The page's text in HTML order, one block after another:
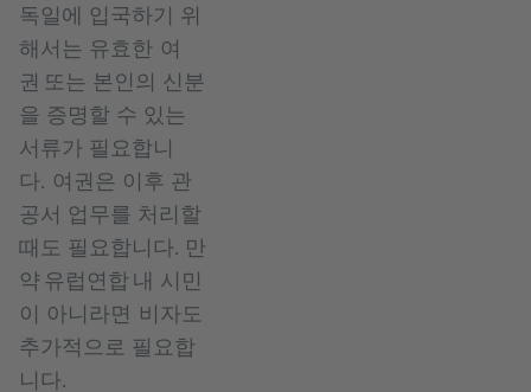
독일에 입국하기 위
해서는 유효한 여
권 또는 본인의 신분
을 증명할 수 있는
서류가 필요합니
다. 여권은 이후 관
공서 업무를 처리할
때도 필요합니다. 만
약 유럽연합 내 시민
이 아니라면 비자도
추가적으로 필요합
니다.